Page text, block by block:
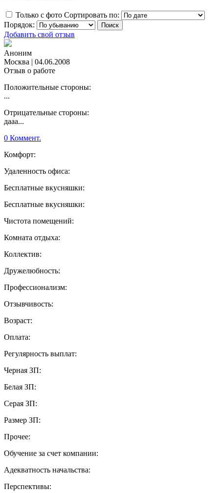
Только с фото Сортировать по:
Порядок:
Добавить свой отзыв
Аноним
Москва | 04.06.2008
Отзыв о работе
Положительные стороны:
...
Отрицательные стороны:
дааа...
0 Коммент.
Комфорт:
Удаленность офиса:
Бесплатные вкусняшки:
Бесплатные вкусняшки:
Чистота помещений:
Комната отдыха:
Коллектив:
Дружелюбность:
Профессионализм:
Отзывчивость:
Возраст:
Оплата:
Регулярность выплат:
Черная ЗП:
Белая ЗП:
Серая ЗП:
Размер ЗП:
Прочее:
Обучение за счет компании:
Адекватность начальства:
Перспективы: